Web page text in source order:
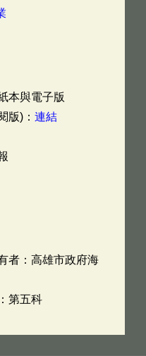
本與電子版
版)： 連結
者：高雄市政府海
第五科